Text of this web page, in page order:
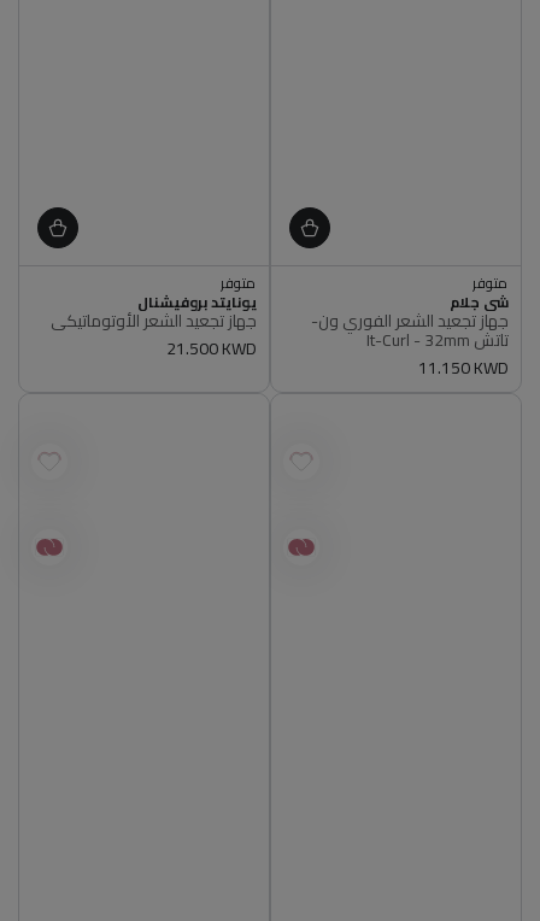
أصلي 100%
اشتري 2, ووفر 5%
متوفر
أصلي 100%
البائع
شي جلام
جهاز تجعيد الشعر الفوري ون-
تاتش It-Curl - 32mm
سعر
11.150 KWD
أصلي 100%
اشتري 2, ووفر 5%
متوفر
أصلي 100%
البائع
يونايتد بروفيشنال
جهاز تجعيد الشعر الأوتوماتيكي
سعر
21.500 KWD